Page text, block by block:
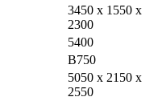
3450 x 1550 x
2300
5400
B750
5050 x 2150 x
2550